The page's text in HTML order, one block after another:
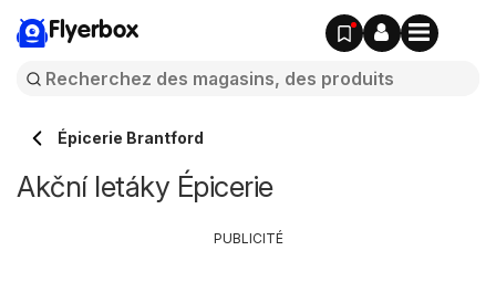
Flyerbox
Épicerie Brantford
Akční letáky Épicerie
PUBLICITÉ